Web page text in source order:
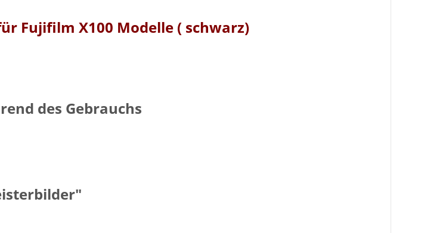
Fujifilm X100 Modelle ( schwarz)
des Gebrauchs